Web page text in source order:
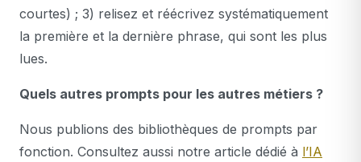
courtes) ; 3) relisez et réécrivez systématiquement
la première et la dernière phrase, qui sont les plus
lues.
Quels autres prompts pour les autres métiers ?
Nous publions des bibliothèques de prompts par
fonction. Consultez aussi notre article dédié à l’IA